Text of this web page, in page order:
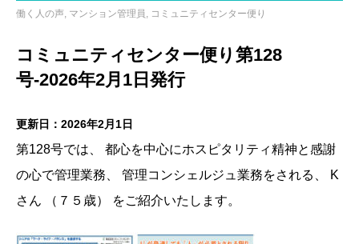
働く人の声 マンション管理員 コミュニティセンター便り
コミュニティセンター便り第128
号-2026年2月1日発行
更新日：2026年2月1日
第128号では、 都心を中心にホスピタリティ精神と感謝
の心で管理業務、 管理コンシェルジュ業務をされる、 K
さん （７５歳） をご紹介いたします。